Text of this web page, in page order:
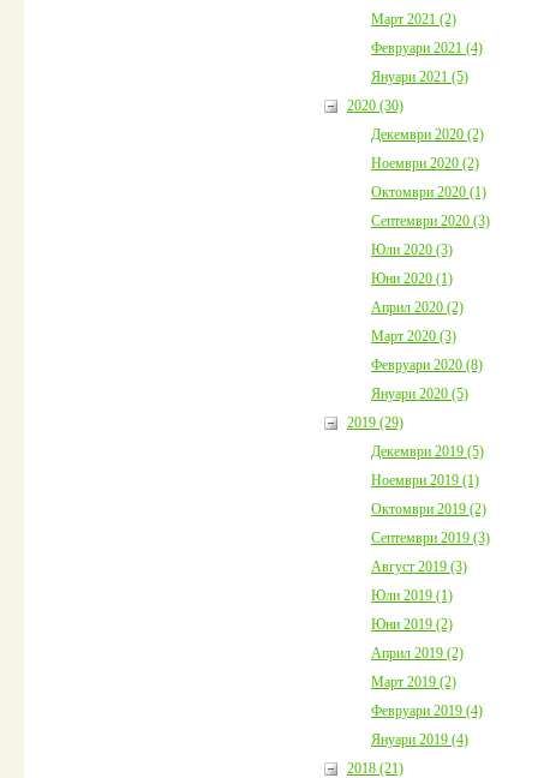
Март 2021 (2)
Февруари 2021 (4)
Януари 2021 (5)
2020 (30)
Декември 2020 (2)
Ноември 2020 (2)
Октомври 2020 (1)
Септември 2020 (3)
Юли 2020 (3)
Юни 2020 (1)
Април 2020 (2)
Март 2020 (3)
Февруари 2020 (8)
Януари 2020 (5)
2019 (29)
Декември 2019 (5)
Ноември 2019 (1)
Октомври 2019 (2)
Септември 2019 (3)
Август 2019 (3)
Юли 2019 (1)
Юни 2019 (2)
Април 2019 (2)
Март 2019 (2)
Февруари 2019 (4)
Януари 2019 (4)
2018 (21)